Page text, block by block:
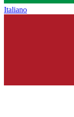
Italiano